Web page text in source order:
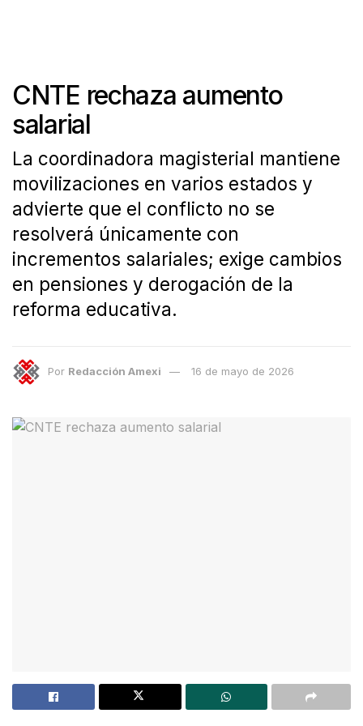
CNTE rechaza aumento
salarial
La coordinadora magisterial mantiene
movilizaciones en varios estados y
advierte que el conflicto no se
resolverá únicamente con
incrementos salariales; exige cambios
en pensiones y derogación de la
reforma educativa.
Por Redacción Amexi 16 de mayo de 2026